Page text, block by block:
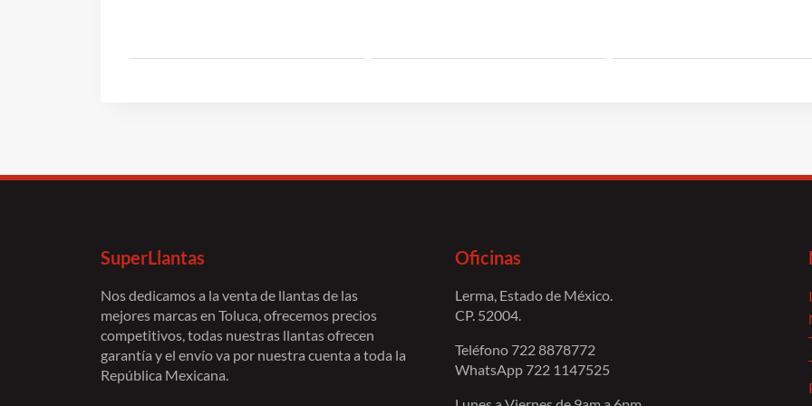
SuperLlantas
Nos dedicamos a la venta de llantas de las
mejores marcas en Toluca, ofrecemos precios
competitivos, todas nuestras llantas ofrecen
garantía y el envío va por nuestra cuenta a toda la
República Mexicana.
Oficinas
Lerma, Estado de México.
CP. 52004.
Teléfono 722 8878772
WhatsApp 722 1147525